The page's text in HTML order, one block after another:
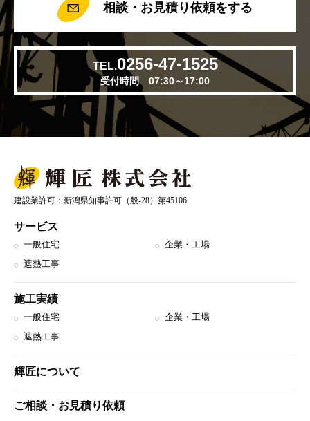
相談・お見積り依頼をする
TEL.0256-47-1525
受付時間 07:30～17:00
建設業許可：新潟県知事許可（般-28）第45106
サービス
一般住宅
企業・工場
遮熱工事
施工実績
一般住宅
企業・工場
遮熱工事
輝匠について
ご相談・お見積り依頼